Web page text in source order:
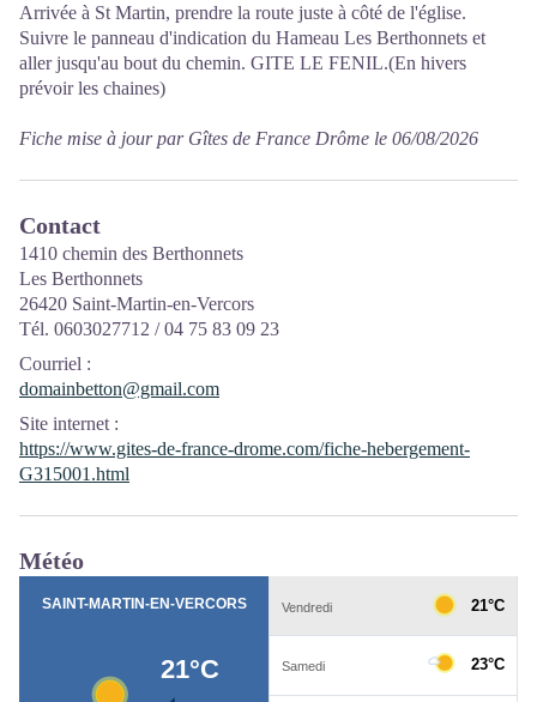
Arrivée à St Martin, prendre la route juste à côté de l'église.
Suivre le panneau d'indication du Hameau Les Berthonnets et
aller jusqu'au bout du chemin. GITE LE FENIL.(En hivers
prévoir les chaines)
Fiche mise à jour par Gîtes de France Drôme le 06/08/2026
Contact
1410 chemin des Berthonnets
Les Berthonnets
26420 Saint-Martin-en-Vercors
Tél. 0603027712 / 04 75 83 09 23
Courriel :
domainbetton@gmail.com
Site internet :
https://www.gites-de-france-drome.com/fiche-hebergement-
G315001.html
Météo